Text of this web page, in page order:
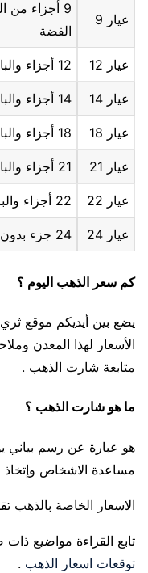
عيار 9
الفضة
عيار 12 12 أجزاء والباقي 12 جزء من النحاس أو الفضة
عيار 14 14 أجزاء والباقي 10 جزء من النحاس أو الفضة
عيار 18 18 أجزاء والباقي 6 جزء من النحاس أو الفضة
عيار 21 21 أجزاء والباقي 3 جزء من النحاس أو الفضة
عيار 22 22 أجزاء والباقي 2 جزء من النحاس أو الفضة
عيار 24 24 جزء بدون أي إضافات
كم سعر الذهب اليوم ؟
يضع بين أيديكم موقع
الأسعار لهذا المعدن
متابعة شارت الذهب .
ما هو شارت الذهب ؟
هو عبارة عن رسم بياني
مساعدة الاشخاص وإتخاذ
الاسعار الخاصة بالذهب
تابع القراءة مواضيع
توقعات اسعار الذهب .